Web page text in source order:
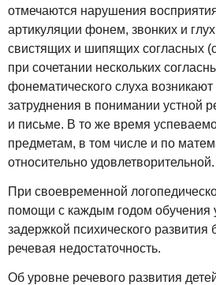
отмечаются нарушения
артикуляции фонем, звонких и
свистящих и шипящих согласных
при сочетании нескольких
фонематического слуха
затруднения в понимании устной
и письме. В то же время
предметам, в том числе и по
относительно удовлетворительной.
При своевременной
помощи с каждым годом обучения
задержкой психического развития
речевая недостаточность.
Об уровне речевого развития